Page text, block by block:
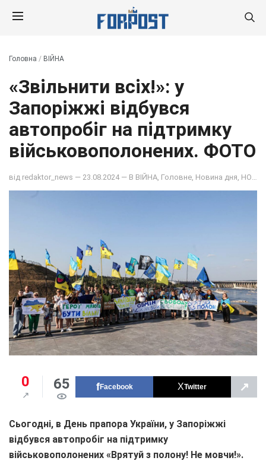
Головна / ВІЙНА
«Звільнити всіх!»: у
Запоріжжі відбувся
автопробіг на підтримку
військовополонених. ФОТО
від redaktor_news — 23.08.2024 — В ВІЙНА Головне Новина дня НОВИНИ
0 65 Facebook Twitter ↗
Сьогодні, в День прапора України, у Запоріжжі
відбувся автопробіг на підтримку
військовополонених «Врятуй з полону! Не мовчи!».